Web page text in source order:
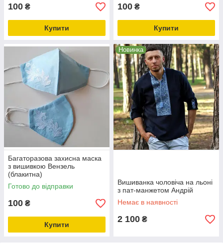
100 ₴
Купити
100 ₴
Купити
Багаторазова захисна маска
з вишивкою Вензель
(блакитна)
Готово до відправки
100 ₴
Купити
Новинка
Вишиванка чоловіча на льоні
з пат-манжетом Андрій
Немає в наявності
2 100 ₴